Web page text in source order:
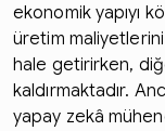
ekonomik yapıyı
üretim
hale getirirken,
kaldırmaktadır.
yapay zekâ